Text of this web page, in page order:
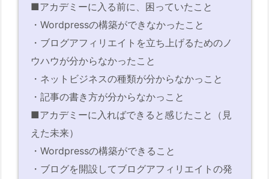
■アカデミーに入る前に、困っていたこと
・Wordpressの構築ができなかったこと
・ブログアフィリエイトを立ち上げるためのノ
ウハウが分からなかったこと
・ネットビジネスの種類が分からなかっこと
・記事の書き方が分からなかっこと
■アカデミーに入ればできると感じたこと（見
えた未来）
・Wordpressの構築ができること
・ブログを開設してブログアフィリエイトの発